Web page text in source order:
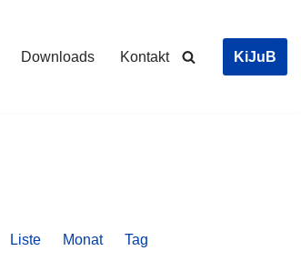
Downloads Kontakt KiJuB
Ansichten-
Liste Monat Tag